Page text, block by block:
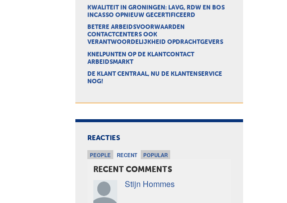
KWALITEIT IN GRONINGEN: LAVG, RDW EN BOS
INCASSO OPNIEUW GECERTIFICEERD
BETERE ARBEIDSVOORWAARDEN
CONTACTCENTERS OOK
VERANTWOORDELIJKHEID OPDRACHTGEVERS
KNELPUNTEN OP DE KLANTCONTACT
ARBEIDSMARKT
DE KLANT CENTRAAL, NU DE KLANTENSERVICE
NOG!
REACTIES
PEOPLE RECENT POPULAR
RECENT COMMENTS
Stijn Hommes